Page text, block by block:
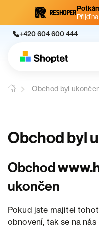
Přijď
+420 604 600 444
Obchod byl ukončen
Obchod byl
Obchod
ukončen
Pokud jste majitel
obnovení, tak se na